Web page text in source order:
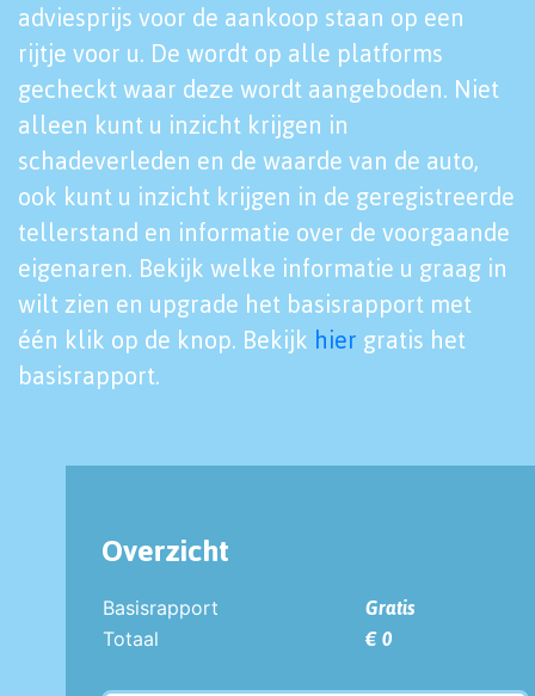
adviesprijs voor de aankoop staan op een
rijtje voor u. De wordt op alle platforms
gecheckt waar deze wordt aangeboden. Niet
alleen kunt u inzicht krijgen in
schadeverleden en de waarde van de auto,
ook kunt u inzicht krijgen in de geregistreerde
tellerstand en informatie over de voorgaande
eigenaren. Bekijk welke informatie u graag in
wilt zien en upgrade het basisrapport met
één klik op de knop. Bekijk hier gratis het
basisrapport.
Overzicht
Basisrapport
Gratis
Totaal
€ 0